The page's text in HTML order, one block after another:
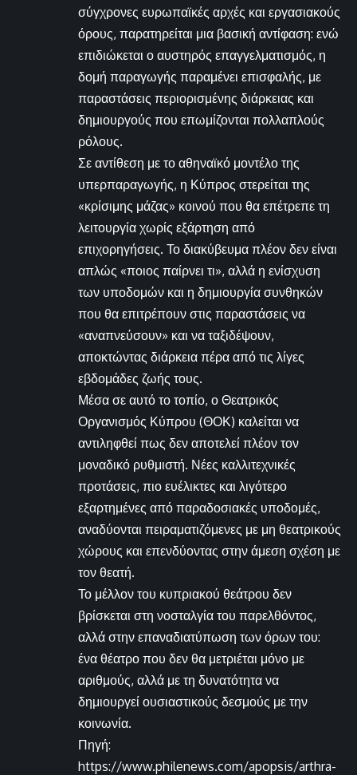
σύγχρονες ευρωπαϊκές αρχές και εργασιακούς
όρους, παρατηρείται μια βασική αντίφαση: ενώ
επιδιώκεται ο αυστηρός επαγγελματισμός, η
δομή παραγωγής παραμένει επισφαλής, με
παραστάσεις περιορισμένης διάρκειας και
δημιουργούς που επωμίζονται πολλαπλούς
ρόλους.
Σε αντίθεση με το αθηναϊκό μοντέλο της
υπερπαραγωγής, η Κύπρος στερείται της
«κρίσιμης μάζας» κοινού που θα επέτρεπε τη
λειτουργία χωρίς εξάρτηση από
επιχορηγήσεις. Το διακύβευμα πλέον δεν είναι
απλώς «ποιος παίρνει τι», αλλά η ενίσχυση
των υποδομών και η δημιουργία συνθηκών
που θα επιτρέπουν στις παραστάσεις να
«αναπνεύσουν» και να ταξιδέψουν,
αποκτώντας διάρκεια πέρα από τις λίγες
εβδομάδες ζωής τους.
Μέσα σε αυτό το τοπίο, ο Θεατρικός
Οργανισμός Κύπρου (ΘΟΚ) καλείται να
αντιληφθεί πως δεν αποτελεί πλέον τον
μοναδικό ρυθμιστή. Νέες καλλιτεχνικές
προτάσεις, πιο ευέλικτες και λιγότερο
εξαρτημένες από παραδοσιακές υποδομές,
αναδύονται πειραματιζόμενες με μη θεατρικούς
χώρους και επενδύοντας στην άμεση σχέση με
τον θεατή.
Το μέλλον του κυπριακού θεάτρου δεν
βρίσκεται στη νοσταλγία του παρελθόντος,
αλλά στην επαναδιατύπωση των όρων του:
ένα θέατρο που δεν θα μετριέται μόνο με
αριθμούς, αλλά με τη δυνατότητα να
δημιουργεί ουσιαστικούς δεσμούς με την
κοινωνία.
Πηγή:
https://www.philenews.com/apopsis/arthra-